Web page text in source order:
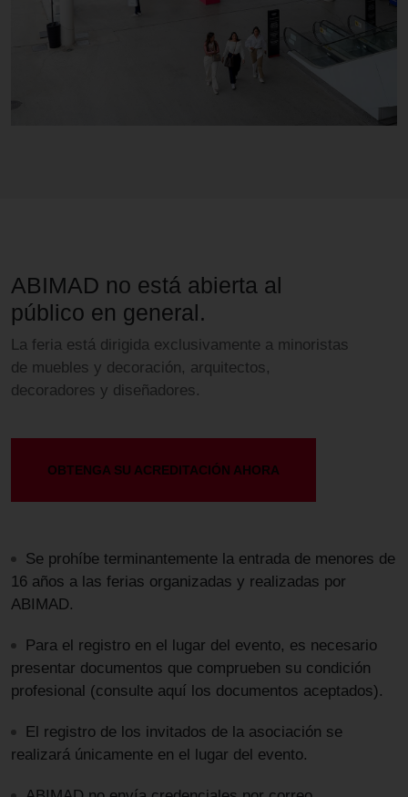
ABIMAD no está abierta al
público en general.
La feria está dirigida exclusivamente a minoristas
de muebles y decoración, arquitectos,
decoradores y diseñadores.
OBTENGA SU ACREDITACIÓN AHORA
Se prohíbe terminantemente la entrada de menores de
16 años a las ferias organizadas y realizadas por
ABIMAD.
Para el registro en el lugar del evento, es necesario
presentar documentos que comprueben su condición
profesional (consulte aquí los documentos aceptados).
El registro de los invitados de la asociación se
realizará únicamente en el lugar del evento.